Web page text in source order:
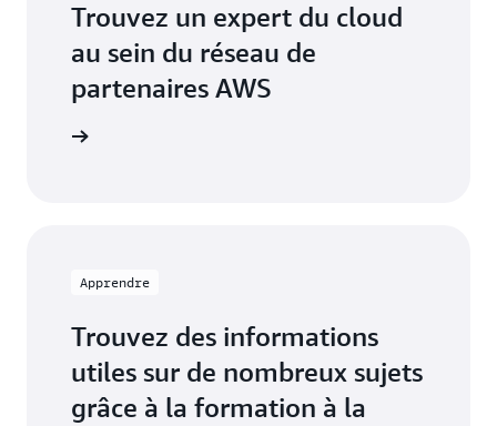
Trouvez un expert du cloud
au sein du réseau de
partenaires AWS
Apprendre
Trouvez des informations
utiles sur de nombreux sujets
grâce à la formation à la